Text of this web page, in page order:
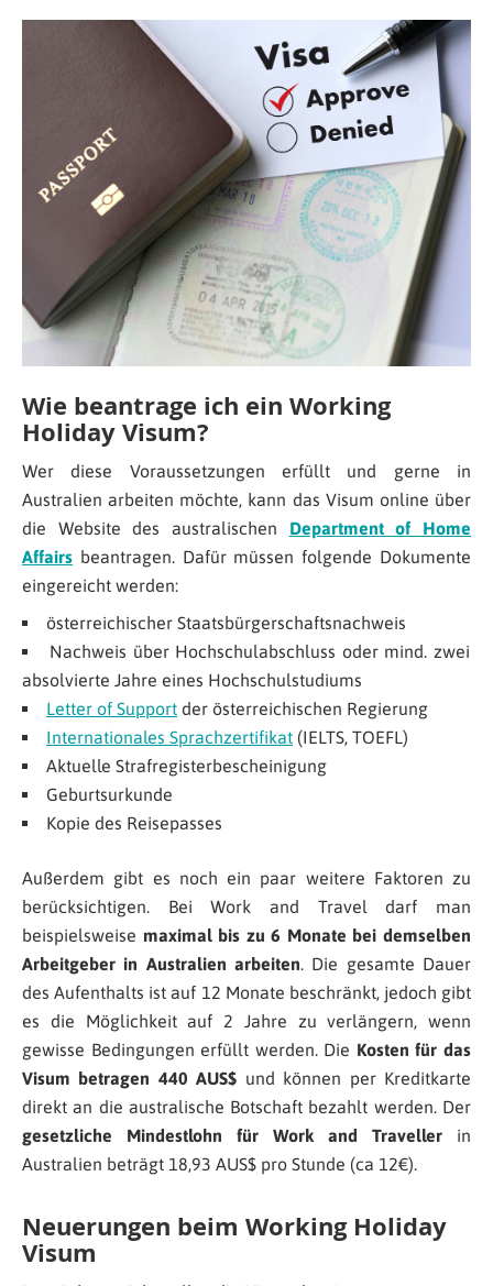
Wie beantrage ich ein Working
Holiday Visum?
Wer diese Voraussetzungen erfüllt und gerne in
Australien arbeiten möchte, kann das Visum online über
die Website des australischen Department of Home
Affairs beantragen. Dafür müssen folgende Dokumente
eingereicht werden:
österreichischer Staatsbürgerschaftsnachweis
Nachweis über Hochschulabschluss oder mind. zwei
absolvierte Jahre eines Hochschulstudiums
Letter of Support der österreichischen Regierung
Internationales Sprachzertifikat (IELTS, TOEFL)
Aktuelle Strafregisterbescheinigung
Geburtsurkunde
Kopie des Reisepasses
Außerdem gibt es noch ein paar weitere Faktoren zu
berücksichtigen. Bei Work and Travel darf man
beispielsweise maximal bis zu 6 Monate bei demselben
Arbeitgeber in Australien arbeiten. Die gesamte Dauer
des Aufenthalts ist auf 12 Monate beschränkt, jedoch gibt
es die Möglichkeit auf 2 Jahre zu verlängern, wenn
gewisse Bedingungen erfüllt werden. Die Kosten für das
Visum betragen 440 AUS$ und können per Kreditkarte
direkt an die australische Botschaft bezahlt werden. Der
gesetzliche Mindestlohn für Work and Traveller in
Australien beträgt 18,93 AUS$ pro Stunde (ca 12€).
Neuerungen beim Working Holiday
Visum